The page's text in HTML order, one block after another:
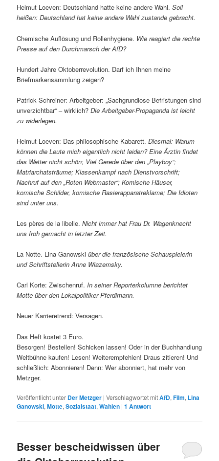
Helmut Loeven: Deutschland hatte keine andere Wahl.Soll
heißen: Deutschland hat keine andere Wahl zustande gebracht.
Chemische Auflösung und Rollenhygiene. Wie reagiert die rechte
Presse auf den Durchmarsch der AfD?
Hundert Jahre Oktoberrevolution. Darf ich Ihnen meine
Briefmarkensammlung zeigen?
Patrick Schreiner: Arbeitgeber: „Sachgrundlose Befristungen sind
unverzichtbar“ – wirklich?Die Arbeitgeber-Propaganda ist leicht
zu widerlegen.
Helmut Loeven: Das philosophische Kabarett.Diesmal: Warum
können die Leute mich eigentlich nicht leiden? Eine Ärztin findet
das Wetter nicht schön; Viel Gerede über den „Playboy“;
Matriarchatsträume; Klassenkampf nach Dienstvorschrift;
Nachruf auf den „Roten Webmaster“; Komische Häuser,
komische Schilder, komische Rasierapparatreklame; Die Idioten
sind unter uns.
Les pères de la libelle.Nicht immer hat Frau Dr. Wagenknecht
uns froh gemacht in letzter Zeit.
La Notte. Lina Ganowskiüber die französische Schauspielerin
und Schriftstellerin Anne Wiazemsky.
Carl Korte: Zwischenruf. In seiner Reporterkolumne berichtet
Motte über den Lokalpolitiker Pferdimann.
Neuer Karrieretrend: Versagen.
Das Heft kostet 3 Euro.
Besorgen! Bestellen! Schicken lassen! Oder in der Buchhandlung
Weltbühne kaufen! Lesen! Weiterempfehlen! Draus zitieren! Und
schließlich: Abonnieren! Denn: Wer abonniert, hat mehr von
Metzger.
Veröffentlicht unter Der Metzger |Verschlagwortet mitAfD,Film, Lina
Ganowski,Motte,Sozialstaat,Wahlen |1 Antwort
Besser bescheidwissen über